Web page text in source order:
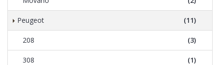
Peugeot (11)
208 (3)
308 (1)